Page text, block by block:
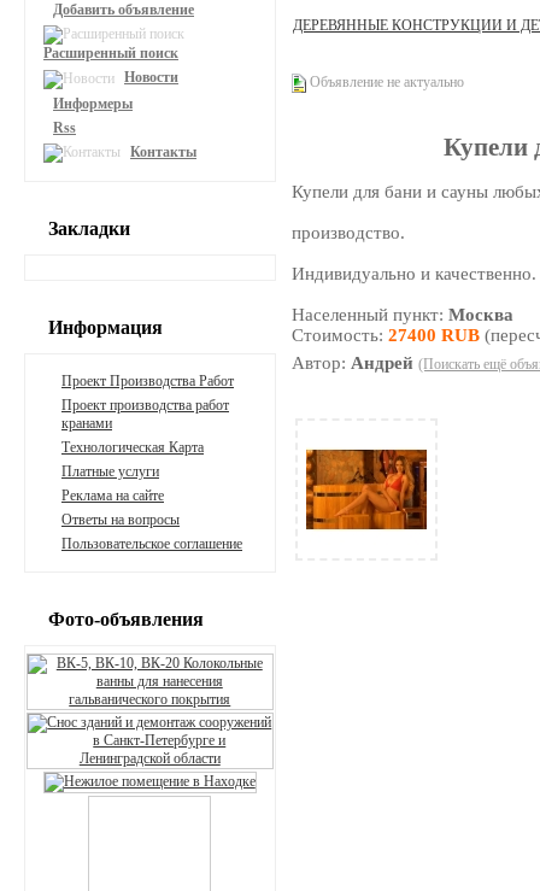
ДЕРЕВЯННЫЕ КОНСТРУКЦИИ И
Объявление не актуально
Купели
Купели для бани и сауны
производство.
Индивидуально и качественно.
Населенный пункт:Москва
Стоимость:27400 RUB
Автор: Андрей (Поискать ещё
Добавить объявление
Расширенный поиск
Новости
Информеры
Rss
Контакты
Закладки
Информация
Проект Производства Работ
Проект производства работ
кранами
Технологическая Карта
Платные услуги
Реклама на сайте
Ответы на вопросы
Пользовательское соглашение
Фото-объявления